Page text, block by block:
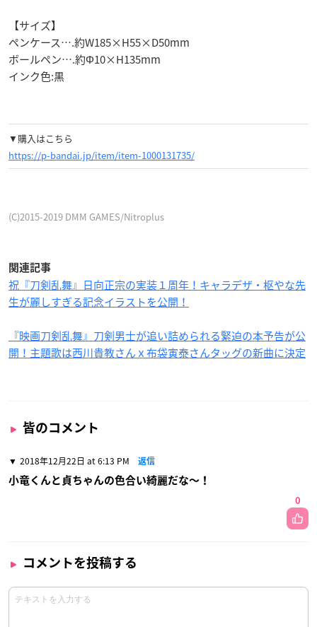
【サイズ】
ペンケース….約W185×H55×D50mm
ボールペン….約Φ10×H135mm
インク色:黒
▼購入はこちら
https://p-bandai.jp/item/item-1000131735/
(C)2015-2019 DMM GAMES/Nitroplus
関連記事
祝『刀剣乱舞』日向正宗の実装１周年！キャラデザ・枢やな先
生が麗しすぎる記念イラストを公開！
『映画刀剣乱舞』刀剣男士が追い詰められる緊迫の本予告が公
開！主題歌は西川貴教さんｘ布袋寅泰さんタッグの新曲に決定
皆のコメント
2018年12月22日 at 6:13 PM 返信
小竜くんと貞ちゃんの色合い綺麗だな〜！
0
コメントを投稿する